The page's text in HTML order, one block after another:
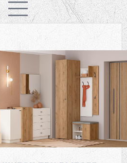
СПАЛЬНЯ
ДЕТСКАЯ
КУХНЯ
И ДИЗАЙН